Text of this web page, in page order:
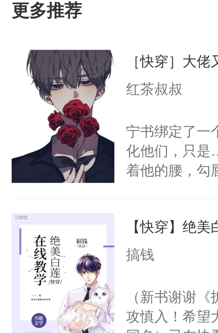
更多推荐
［快穿］大
红茶叔叔
宁书绑定了一
化他们，只是
着他的腰，勾
来，给老公
用力——为你
【快穿】绝
搞钱
（新书谢谢
攻慎入！希望